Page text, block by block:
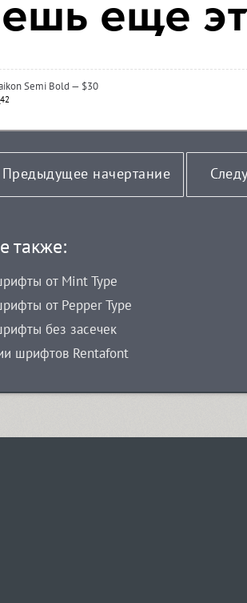
Semi Bold — $30
Предыдущее начертание
также:
от Mint Type
от Pepper Type
без засечек
шрифтов Rentafont